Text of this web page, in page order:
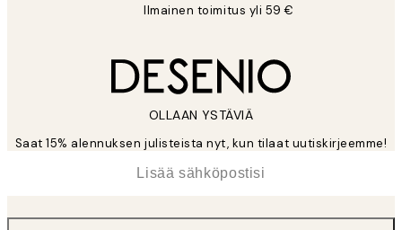
Ilmainen toimitus yli 59 €
OLLAAN YSTÄVIÄ
Saat 15% alennuksen julisteista nyt, kun tilaat uutiskirjeemme!